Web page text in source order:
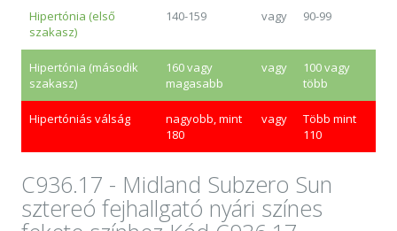
Hipertónia (első
szakasz)
140-159 vagy 90-99
Hipertónia (második
szakasz)
160 vagy
magasabb
vagy
100 vagy
több
Hipertóniás válság
nagyobb, mint
180
vagy
Több mint
110
C936.17 - Midland Subzero Sun
sztereó fejhallgató nyári színes